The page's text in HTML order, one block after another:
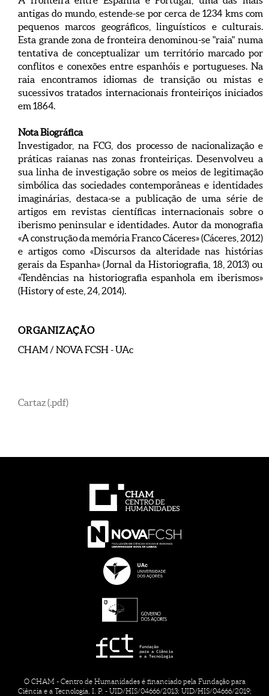
antigas do mundo, estende-se por cerca de 1234 kms com
pequenos marcos geográficos, linguísticos e culturais.
Esta grande zona de fronteira denominou-se "raia" numa
tentativa de conceptualizar um território marcado por
conflitos e conexões entre espanhóis e portugueses. Na
raia encontramos idiomas de transição ou mistas e
sucessivos tratados internacionais fronteiriços iniciados
em 1864.
Nota Biográfica
Investigador, na FCG, dos processo de nacionalização e
práticas raianas nas zonas fronteiriças. Desenvolveu a
sua linha de investigação sobre os meios de legitimação
simbólica das sociedades contemporâneas e identidades
imaginárias, destaca-se a publicação de uma série de
artigos em revistas científicas internacionais sobre o
iberismo peninsular e identidades. Autor da monografia
«A construção da memória Franco Cáceres» (Cáceres, 2012)
e artigos como «Discursos da alteridade nas histórias
gerais da Espanha» (Jornal da Historiografia, 18, 2013) ou
«Tendências na historiografia espanhola em iberismos»
(History of este, 24, 2014).
ORGANIZAÇÃO
CHAM / NOVA FCSH - UAc
Cartaz (.pdf)
O CHAM - Centro de Humanidades é financiado pela Fundação para
Ciência e a Tecnologia, I. P. - UID/HIS/04666/2013; UID/HIS/04666/2019;